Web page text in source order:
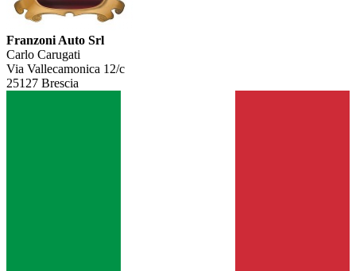
Franzoni Auto Srl
Carlo Carugati
Via Vallecamonica 12/c
25127 Brescia